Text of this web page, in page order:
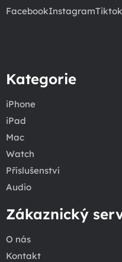
FacebookInstagramTiktok
Kategorie
iPhone
iPad
Mac
Watch
Příslušenství
Audio
Zákaznický
O nás
Kontakt